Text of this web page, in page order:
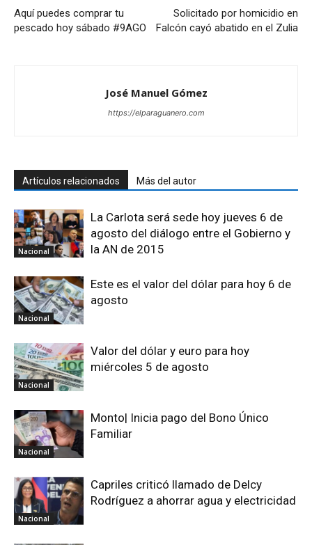
Aquí puedes comprar tu
pescado hoy sábado #9AGO
Solicitado por homicidio en
Falcón cayó abatido en el Zulia
José Manuel Gómez
https://elparaguanero.com
Artículos relacionados Más del autor
Nacional
La Carlota será sede hoy jueves 6 de
agosto del diálogo entre el Gobierno y
la AN de 2015
Nacional
Este es el valor del dólar para hoy 6 de
agosto
Nacional
Valor del dólar y euro para hoy
miércoles 5 de agosto
Nacional
Monto| Inicia pago del Bono Único
Familiar
Nacional
Capriles criticó llamado de Delcy
Rodríguez a ahorrar agua y electricidad